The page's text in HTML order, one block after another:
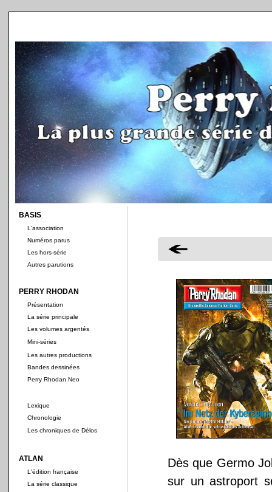
BASIS
L'association
Numéros parus
Les hors-série
Autres parutions
PERRY RHODAN
Présentation
La série principale
Les volumes argentés
Mini-séries
Les autres productions
Bandes dessinées
Perry Rhodan Neo
Lexique
Chronologie
Les chroniques de Délos
ATLAN
L'édition française
La série classique
Dès que Germo
sur un astroport